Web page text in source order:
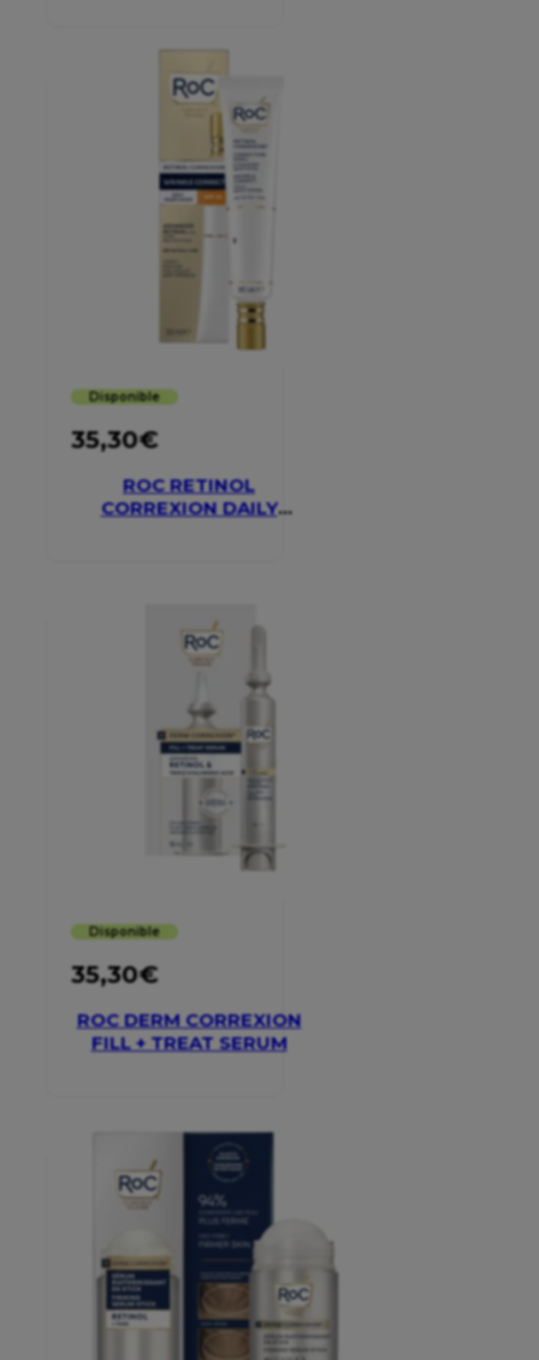
Disponible
35,30€
ROC RETINOL
CORREXION DAILY
Disponible
35,30€
ROC DERM CORREXION
FILL + TREAT SERUM